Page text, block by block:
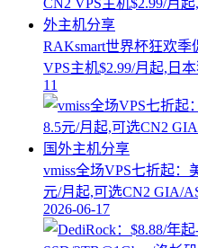
RAKsmart世界杯狂欢
VPS主机$2.99/月起,日
11
vmiss全场VPS七折起：
元/月起,可选CN2 GIA/
2026-06-17